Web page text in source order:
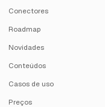
Conectores
Roadmap
Novidades
Conteúdos
Casos de uso
Preços